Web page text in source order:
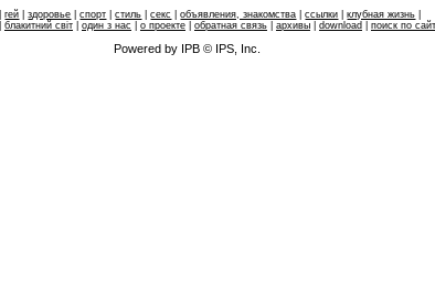
|гей |здоровье |спорт |стиль |секс |объявления, знакомства |ссылки |клубная жизнь
блакитний свiт| один з нас о проекте| обратная связь| архивы| download поиск по
Powered by IPB © IPS, Inc.